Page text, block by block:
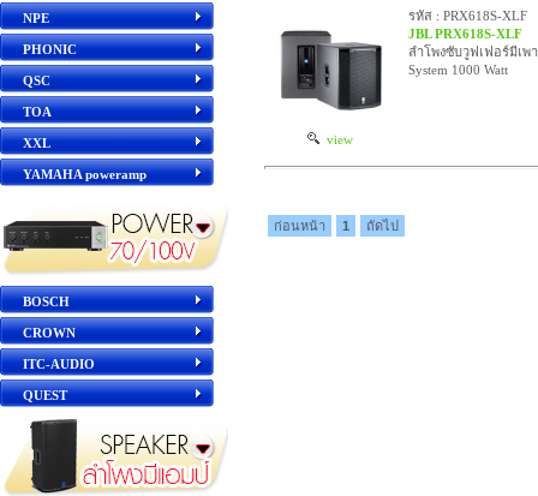
NPE
PHONIC
QSC
TOA
XXL
YAMAHA poweramp
BOSCH
CROWN
ITC-AUDIO
QUEST
view
รหัส : PRX618S-XLF
JBL PRX618S-XLF
ลำโพงซับวูฟเฟอร์มีเพ
System 1000 Watt
ก่อนหน้า 1 ถัดไป